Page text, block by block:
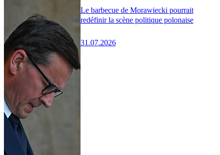
Le barbecue de Morawiecki pourrait
redéfinir la scène politique polonaise
31.07.2026